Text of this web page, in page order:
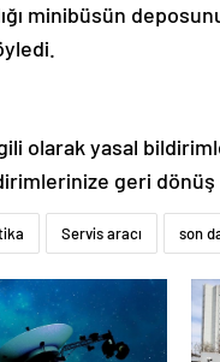
minibüsün
olarak yasal
geri dönüş
Servis aracı son